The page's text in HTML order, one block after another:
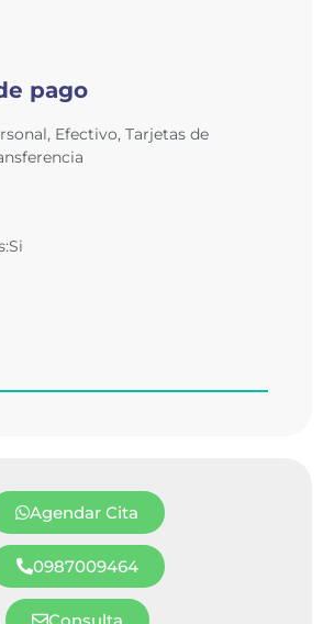
pago
, Efectivo, Tarjetas de
Agendar Cita
0987009464
Consulta